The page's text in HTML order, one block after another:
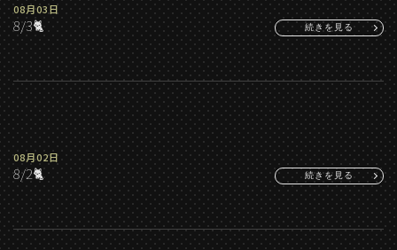
08月03日
8/3🐈 続きを見る
08月02日
8/2🐈 続きを見る